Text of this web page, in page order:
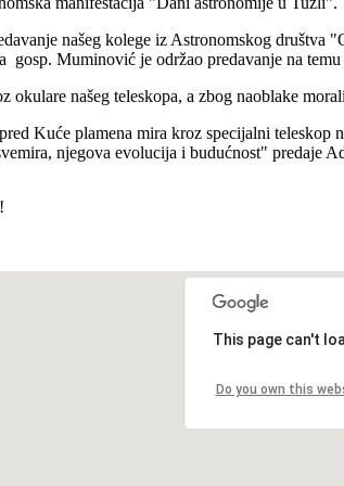
našeg kolege iz Astronomskog društva
gosp. Muminović je održao predavanje na
okulare našeg teleskopa, a zbog naoblake
Kuće plamena mira kroz specijalni
njegova evolucija i budućnost"
This page can't
Do you own this